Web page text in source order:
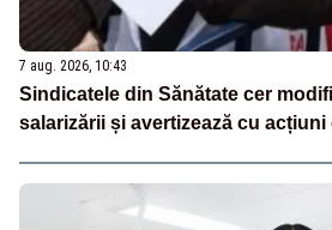
7 aug. 2026, 10:43
Sindicatele din Sănătate cer
salarizării și avertizează cu acțiuni